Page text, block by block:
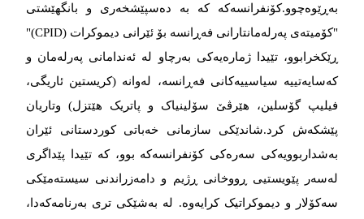
بەڕێوەچوو.کۆنفرانسەکە کە بە دەسپێشخەری و بانگهێشتی
"کۆمیتەی پەرلەمانتارانی فەڕانسە بۆ ئێرانی دیموکرات (CPID)"
ڕێکخرابوو، تێیدا ژمارەیەکی بەرچاو لە ئەندامانی پەرلەمان و
کەسایەتییە سیاسییەکانی فەڕانسە، لەوانە (کریستین ئاریگی،
فیلیپ گۆسلین، هێرڤێ سۆلینیاک و پاتریک هێتزل) وتاریان
پێشکەش کرد.شاندێکی سازمانی خەباتی کوردستانی ئێران
بەشداربوویەکی سەرەکی کۆنفرانسەکە بوو، کە تێیدا پێداگری
لەسەر پێویستیی ڕووخانی ڕژیم و دامەزراندنی سیستەمێکی
سەکۆلار و دیموکراتیک کرایەوە. لە بەشێکی تری بەرنامەکەدا،